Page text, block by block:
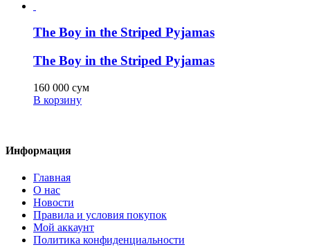
The Boy in the Striped Pyjamas
The Boy in the Striped Pyjamas
160 000 сум
В корзину
Информация
Главная
О нас
Новости
Правила и условия покупок
Мой аккаунт
Политика конфиденциальности